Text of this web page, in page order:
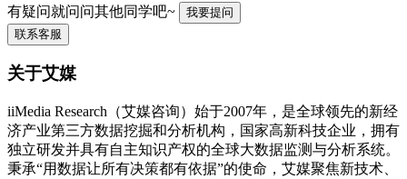
有疑问就问问其他同学吧~
我要提问
联系客服
关于艾媒
iiMedia Research（艾媒咨询）始于2007年，是全球领先的新经
济产业第三方数据挖掘和分析机构，国家高新科技企业，拥有
独立研发并具有自主知识产权的全球大数据监测与分析系统。
秉承“用数据让所有决策都有依据”的使命，艾媒聚焦新技术、